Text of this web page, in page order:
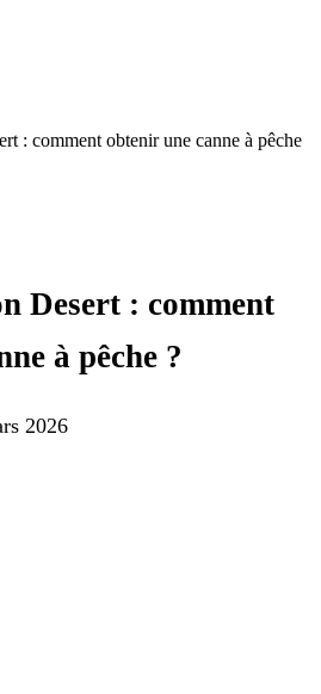
: comment obtenir une canne à pêche
Desert : comment
à pêche ?
2026